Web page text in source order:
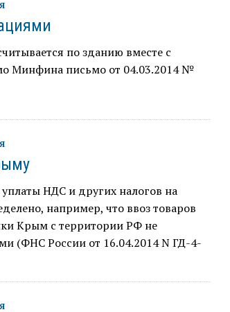
по зданию вместе с
Минфина письмо от 04.03.2014 №
НДС и других налогов на
например, что ввоз товаров
Крым с территории РФ не
(ФНС России от 16.04.2014 N ГД-4-